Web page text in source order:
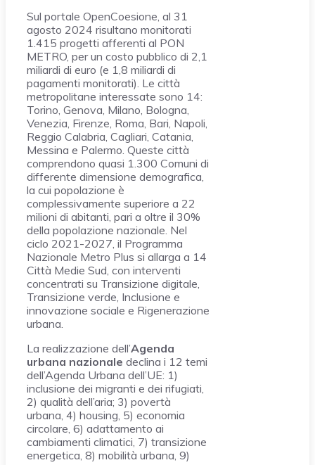
Sul portale OpenCoesione, al 31
agosto 2024 risultano monitorati
1.415 progetti afferenti al PON
METRO, per un costo pubblico di 2,1
miliardi di euro (e 1,8 miliardi di
pagamenti monitorati). Le città
metropolitane interessate sono 14:
Torino, Genova, Milano, Bologna,
Venezia, Firenze, Roma, Bari, Napoli,
Reggio Calabria, Cagliari, Catania,
Messina e Palermo. Queste città
comprendono quasi 1.300 Comuni di
differente dimensione demografica,
la cui popolazione è
complessivamente superiore a 22
milioni di abitanti, pari a oltre il 30%
della popolazione nazionale. Nel
ciclo 2021-2027, il Programma
Nazionale Metro Plus si allarga a 14
Città Medie Sud, con interventi
concentrati su Transizione digitale,
Transizione verde, Inclusione e
innovazione sociale e Rigenerazione
urbana.
La realizzazione dell’Agenda
urbana nazionale declina i 12 temi
dell’Agenda Urbana dell’UE: 1)
inclusione dei migranti e dei rifugiati,
2) qualità dell’aria; 3) povertà
urbana, 4) housing, 5) economia
circolare, 6) adattamento ai
cambiamenti climatici, 7) transizione
energetica, 8) mobilità urbana, 9)